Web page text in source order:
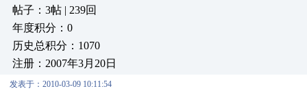
帖子：3帖 | 239回
年度积分：0
历史总积分：1070
注册：2007年3月20日
发表于：2010-03-09 10:11:54